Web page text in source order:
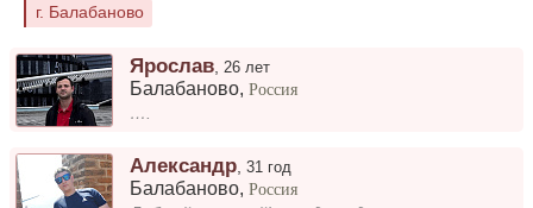
г. Балабаново
Ярослав 26 лет
Балабаново,Россия
….
Александр ,31 год
Балабаново,Россия